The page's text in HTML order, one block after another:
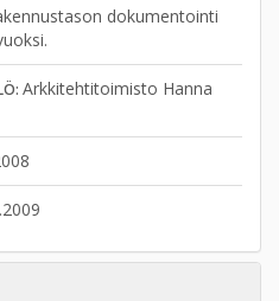
dokumentointi
Arkkitehtitoimisto Hanna